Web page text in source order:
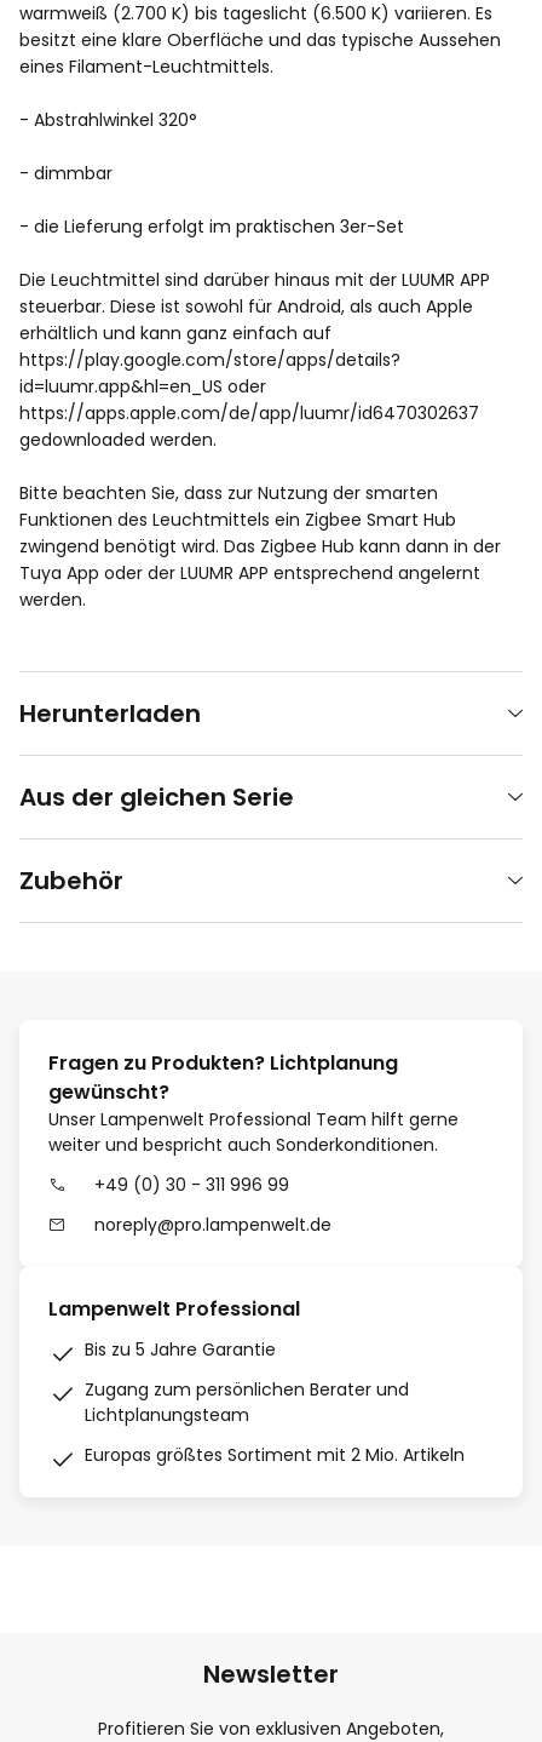
warmweiß (2.700 K) bis tageslicht (6.500 K) variieren. Es
besitzt eine klare Oberfläche und das typische Aussehen
eines Filament-Leuchtmittels.
- Abstrahlwinkel 320°
- dimmbar
- die Lieferung erfolgt im praktischen 3er-Set
Die Leuchtmittel sind darüber hinaus mit der LUUMR APP
steuerbar. Diese ist sowohl für Android, als auch Apple
erhältlich und kann ganz einfach auf
https://play.google.com/store/apps/details?
id=luumr.app&hl=en_US oder
https://apps.apple.com/de/app/luumr/id6470302637
gedownloaded werden.
Bitte beachten Sie, dass zur Nutzung der smarten
Funktionen des Leuchtmittels ein Zigbee Smart Hub
zwingend benötigt wird. Das Zigbee Hub kann dann in der
Tuya App oder der LUUMR APP entsprechend angelernt
werden.
Herunterladen
Aus der gleichen Serie
Zubehör
Fragen zu Produkten? Lichtplanung
gewünscht?
Unser Lampenwelt Professional Team hilft gerne
weiter und bespricht auch Sonderkonditionen.
+49 (0) 30 - 311 996 99
noreply@pro.lampenwelt.de
Lampenwelt Professional
Bis zu 5 Jahre Garantie
Zugang zum persönlichen Berater und
Lichtplanungsteam
Europas größtes Sortiment mit 2 Mio. Artikeln
Newsletter
Profitieren Sie von exklusiven Angeboten,